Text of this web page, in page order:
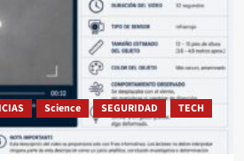
Science SEGURIDAD
TECH